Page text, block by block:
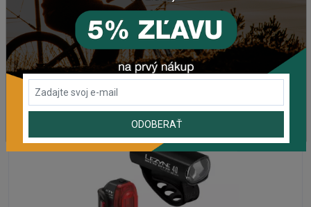
Na sklade
970,53 Kč
DO KOŠÍKA
ODOBERAŤ